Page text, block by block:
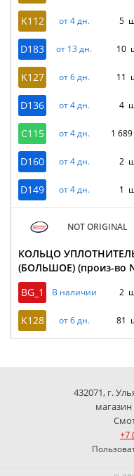
K112 от 4 дн. 5
D183 от 13 дн. 10
K127 от 6 дн. 11
D136 от 4 дн. 4
C115 от 4 дн. 1
D160 от 4 дн. 2
D149 от 4 дн. 1
NOT ORIGINAL
КОЛЬЦО
(БОЛЬШОЕ) (произ-во
BG_1
В наличии 2
K128 от 6 дн. 81
432071, г.
+7